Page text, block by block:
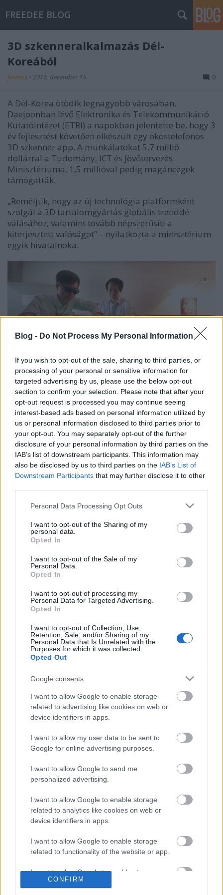
Blog - Do Not Process My Personal Information
If you wish to opt-out of the sale, sharing to third parties, or
processing of your personal or sensitive information for
targeted advertising by us, please use the below opt-out
section to confirm your selection. Please note that after your
opt-out request is processed you may continue seeing
interest-based ads based on personal information utilized by
us or personal information disclosed to third parties prior to
your opt-out. You may separately opt-out of the further
disclosure of your personal information by third parties on the
IAB’s list of downstream participants. This information may
also be disclosed by us to third parties on the IAB’s List of
Downstream Participants that may further disclose it to other
Please note that this website/app uses one or more Google
not limited to your visit or usage behaviour. You may click to
grant or deny consent to Google and its third-party tags to
use your data for below specified purposes in below Google
consent section.
Personal Data Processing Opt Outs
I want to opt-out of the Sharing of my
personal data.
Opted In
I want to opt-out of the Sale of my
Personal Data.
Opted In
I want to opt-out of processing my
Personal Data for Targeted Advertising.
Opted In
I want to opt-out of Collection, Use,
Retention, Sale, and/or Sharing of my
Personal Data that Is Unrelated with the
Purposes for which it was collected.
Opted Out
Google consents
I want to allow Google to enable storage
related to advertising like cookies on web or
device identifiers in apps.
I want to allow my user data to be sent to
Google for online advertising purposes.
I want to allow Google to send me
personalized advertising.
I want to allow Google to enable storage
related to analytics like cookies on web or
device identifiers in apps.
I want to allow Google to enable storage
related to functionality of the website or app.
I want to allow Google to enable storage
related to personalization.
CONFIRM
FREEDEE BLOG
3D szkenneralkalmazás Dél-
Koreából
ferenck • 2016. december 15. 0
A Dél-Korea ötödik legnagyobb városában,
Daejoonban lévő Elektronika és Telekommunikáció
Kutatóintézet (ETRI) a napokban jelentette be, hogy 3
év fejlesztést követően elkészült egy okostelefonos
3D szkenner app. A munkálatokat 5,7 millió
dollárral a Tudomány, ICT és Jövőtervezés
Minisztériuma, 1,5 millióval pedig magáncégek
támogatták.
„Reméljük, hogy az új technológia platformként
szolgál a 3D tartalomgyártás globális trenddé
válásához, valamint tovább népszerűsíti a
kiterjesztett valóságot” – nyilatkozta a minisztérium
egyik hivatalnoka.
Az 1976-ban alapítottETRImintegy 2 ezer személyt,
nagyrészt kutatókat alkalmaz. Többek között
minden szögből látható többszínű 3D hologramot is
fejlesztettek már, aminek fontos szerepe lehet a 3D
designiparban.
Grafénnal és felhőalapú megoldásokkal szintén
foglalkoznak.
Az új alkalmazás szabadalmi oltalom alatt áll,
okostelefonra történő 3D tartalomgyártás a cél vele.
A Microsoft 3D Builderhez és a 3D Creationisthez
hasonló technológia 3D nyomtatásra is
alkalmazható.
Címkék:okostelefon app Dél-Korea 3D szkenner
Ajánlott bejegyzések:
A Prusa bemutatta az új Core One 3D
nyomtatót
Műholdfejlesztés INTAMSYS additív
technológiákkal
közúti Ferrariban
Itt az új CraftBot IDEX MK2
nyomtatócsalád
A Nano Dimension felvásárolja az első